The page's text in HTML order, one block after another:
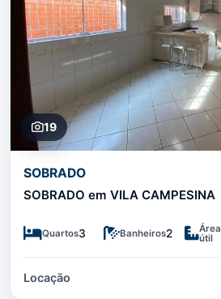
19
SOBRADO
SOBRADO em VILA CAMPESINA
Quartos3 Banheiros2
Área
útil
Locação